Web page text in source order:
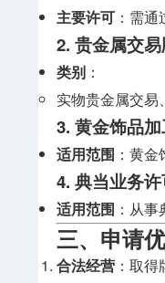
主要许可 ：需
2. 贵金属交
类别 ：
实物贵金属交易
3. 黄金饰品
适用范围 ：黄
4. 典当业务
适用范围 ：从
三、申请
合法经营 ：取